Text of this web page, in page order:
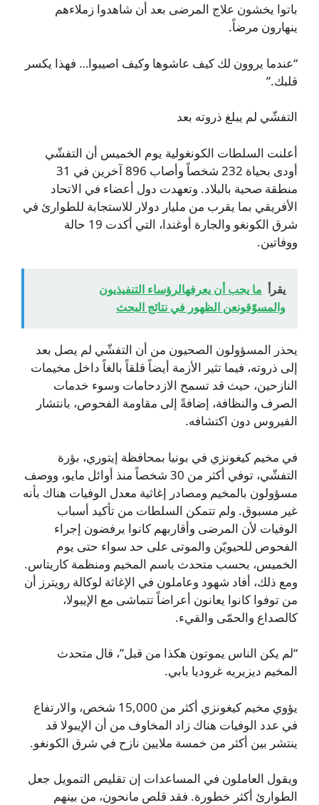
باتوا يخشون علاج المرضى بعد أن شاهدوا زملاءهم
ينهارون مرضاً.
“عندما يروون لك كيف عاشوها وكيف اصيبوا… فهذا يكسر
قلبك.”
التفشّي لم يبلغ ذروته بعد
أعلنت السلطات الكونغولية يوم الخميس أن التفشّي
أودى بحياة 232 شخصاً وأصاب 896 آخرين في 31
منطقة صحية بالبلاد. وتعهدت دول أعضاء في الاتحاد
الأفريقي بما يقرب من مليار دولار للاستجابة للطوارئ في
شرق الكونغو والجارة أوغندا، التي أكدت 19 حالة
ووفاتين.
يقرأ ما يجب أن يعرفهالرؤساء التنفيذيون
والمسوّقونعن الظهور في نتائج البحث
يحذر المسؤولون الصحيون من أن التفشّي لم يصل بعد
إلى ذروته، فيما تثير الأزمة أيضاً قلقاً بالغاً داخل مخيمات
النازحين، حيث قد تسمح الازدحامات وسوء خدمات
الصرف والنظافة، إضافةً إلى مقاومة الفحوص، بانتشار
الفيروس دون اكتشافه.
في مخيم كيغونزي في بونيا بمحافظة إيتوري، بؤرة
التفشّي، توفي أكثر من 30 شخصاً منذ أوائل مايو، ووصف
مسؤولون بالمخيم ومصادر إغاثية معدل الوفيات هناك بأنه
غير مسبوق. ولم تتمكن السلطات من تأكيد أسباب
الوفيات لأن المرضى وأقاربهم كانوا يرفضون إجراء
الفحوص للحيويّن والموتى على حد سواء حتى يوم
الخميس، بحسب متحدث باسم المخيم ومنظمة كاريتاس.
ومع ذلك، أفاد شهود وعاملون في الإغاثة لوكالة رويترز أن
من توفوا كانوا يعانون أعراضاً تتماشى مع الإيبولا،
كالصداع والحمّى والقيء.
“لم يكن الناس يموتون هكذا من قبل”، قال متحدث
المخيم ديزيريه غروديا بابي.
يؤوي مخيم كيغونزي أكثر من 15,000 شخص، والارتفاع
في عدد الوفيات هناك زاد المخاوف من أن الإيبولا قد
ينتشر بين أكثر من خمسة ملايين نازح في شرق الكونغو.
ويقول العاملون في المساعدات إن تقليص التمويل جعل
الطوارئ أكثر خطورة. فقد قلص مانحون، من بينهم